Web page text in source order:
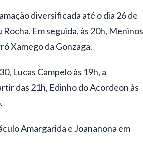
diversificada até o dia 26 de
Em seguida, às 20h, Meninos
Xamego da Gonzaga.
Lucas Campelo às 19h, a
das 21h, Edinho do Acordeon às
Amargarida e Joananona em